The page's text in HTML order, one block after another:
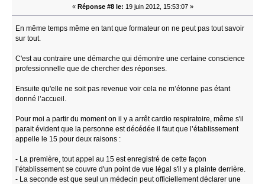
« Réponse #8 le: 19 juin 2012, 15:53:07 »
En même temps même en tant que formateur on ne peut pas tout savoir
sur tout.
C'est au contraire une démarche qui démontre une certaine conscience
professionnelle que de chercher des réponses.
Ensuite qu'elle ne soit pas revenue voir cela ne m’étonne pas étant
donné l’accueil.
Pour moi a partir du moment on il y a arrêt cardio respiratoire, même s'il
parait évident que la personne est décédée il faut que l’établissement
appelle le 15 pour deux raisons :
- La première, tout appel au 15 est enregistré de cette façon
l’établissement se couvre d'un point de vue légal s'il y a plainte derrière.
- La seconde est que seul un médecin peut officiellement déclarer une